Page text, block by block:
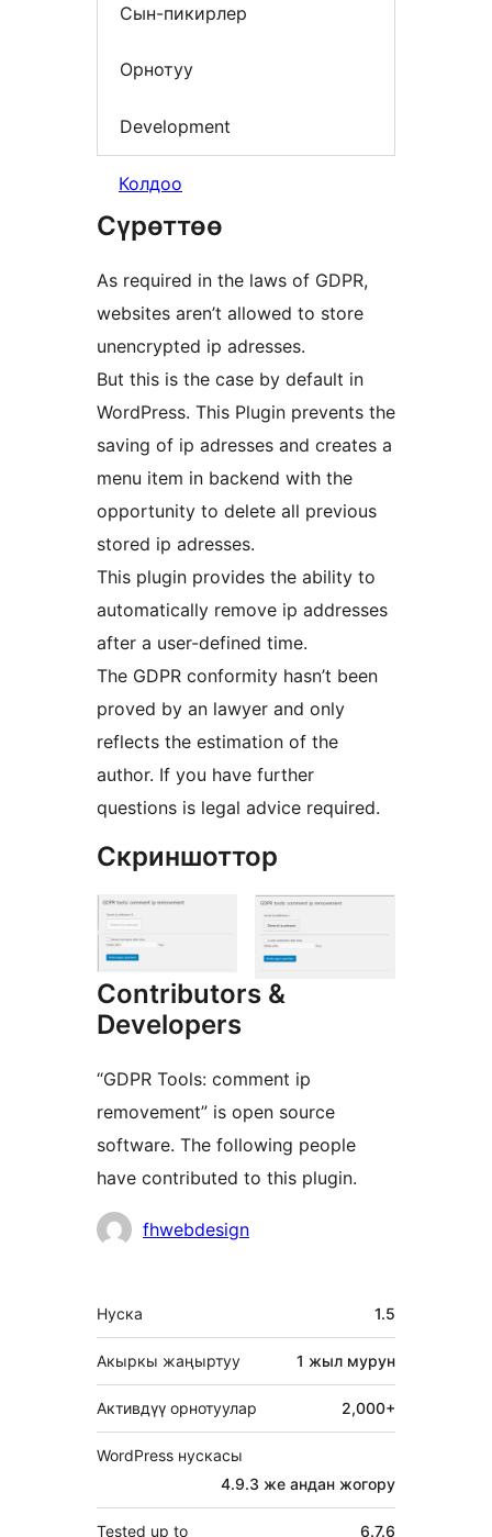
Сын-пикирлер
Орнотуу
Development
Колдоо
Сүрөттөө
As required in the laws of GDPR,
websites aren’t allowed to store
unencrypted ip adresses.
But this is the case by default in
WordPress. This Plugin prevents the
saving of ip adresses and creates a
menu item in backend with the
opportunity to delete all previous
stored ip adresses.
This plugin provides the ability to
automatically remove ip addresses
after a user-defined time.
The GDPR conformity hasn’t been
proved by an lawyer and only
reflects the estimation of the
author. If you have further
questions is legal advice required.
Скриншоттор
Contributors &
Developers
“GDPR Tools: comment ip
removement” is open source
software. The following people
have contributed to this plugin.
Мүчөлөрүfhwebdesign
Мета
Нуска 1.5
Акыркы жаңыртуу 1 жыл мурун
Активдүү орнотуулар 2,000+
WordPress нускасы
4.9.3 же андан жогору
Tested up to 6.7.6